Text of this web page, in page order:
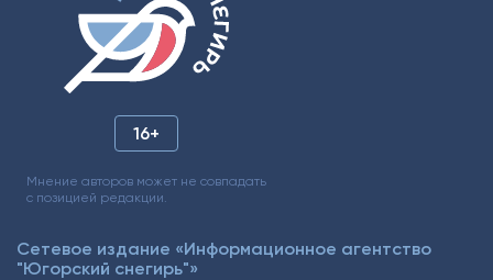
16+
Мнение авторов может не совпадать
с позицией редакции.
Сетевое издание «Информационное агентство
"Югорский снегирь"»